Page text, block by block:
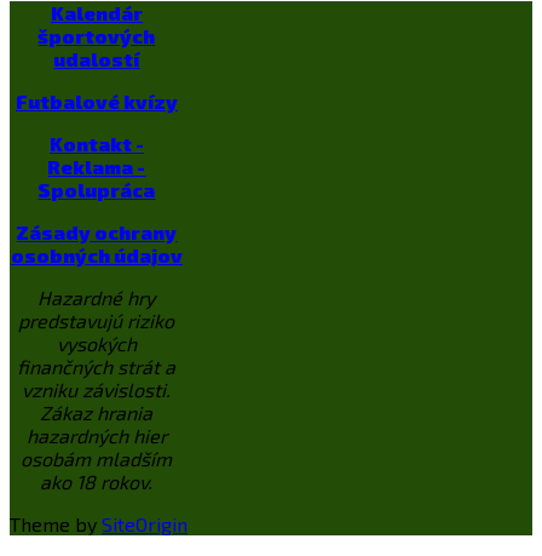
Kalendár
športových
udalostí
Futbalové kvízy
Kontakt -
Reklama -
Spolupráca
Zásady ochrany
osobných údajov
Hazardné hry
predstavujú riziko
vysokých
finančných strát a
vzniku závislosti.
Zákaz hrania
hazardných hier
osobám mladším
ako 18 rokov.
Theme by SiteOrigin